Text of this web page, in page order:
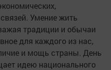
Умение жить
традиции и обычаи
для каждого из нас,
и мощь страны. День
идею национального